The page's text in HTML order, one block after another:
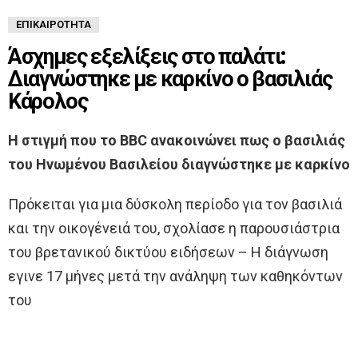
ΕΠΙΚΑΙΡΌΤΗΤΑ
Άσχημες εξελίξεις στο παλάτι:
Διαγνώστηκε με καρκίνο ο βασιλιάς
Κάρολος
Η στιγμή που το BBC ανακοινώνει πως ο βασιλιάς
του Ηνωμένου Βασιλείου διαγνώστηκε με καρκίνο
Πρόκειται για μια δύσκολη περίοδο για τον βασιλιά
και την οικογένειά του, σχολίασε η παρουσιάστρια
του βρετανικού δικτύου ειδήσεων – Η διάγνωση
εγινε 17 μήνες μετά την ανάληψη των καθηκόντων
του